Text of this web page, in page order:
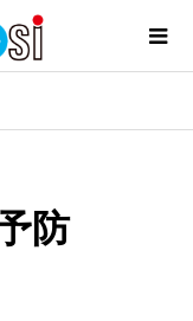
防